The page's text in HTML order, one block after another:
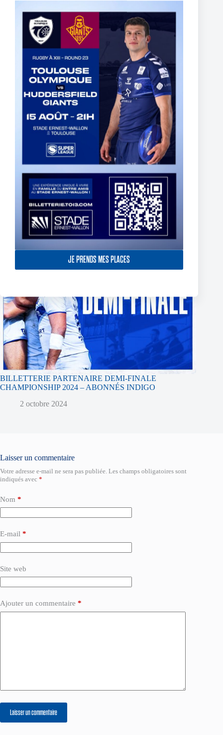
JE PRENDS MES PLACES
TOULOUSE OLYMPIQUE SIGN ETHAN QUAI-WARD
29 avril 2026
BILLETTERIE PARTENAIRE DEMI-FINALE
CHAMPIONSHIP 2024 – ABONNÉS INDIGO
2 octobre 2024
Laisser un commentaire
Votre adresse e-mail ne sera pas publiée. Les champs obligatoires sont
indiqués avec *
Nom *
E-mail *
Site web
Ajouter un commentaire *
Laisser un commentaire